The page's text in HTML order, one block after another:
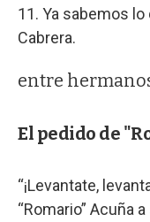
11. Ya sabemos
Cabrera.
entre
El pedido de
“¡Levantate,
“Romario” Acuña